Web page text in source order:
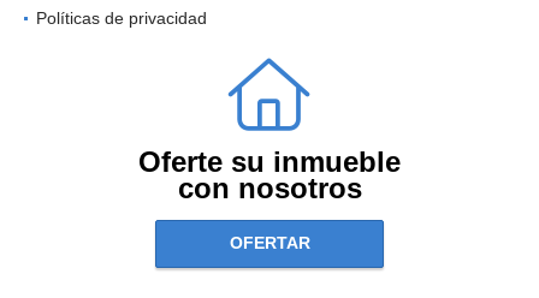
Políticas de privacidad
Oferte su inmueble
con nosotros
OFERTAR